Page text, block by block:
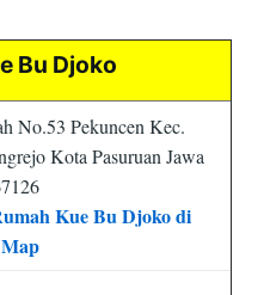
Bu Djoko
No.53 Pekuncen Kec.
Kota Pasuruan Jawa
Kue Bu Djoko di